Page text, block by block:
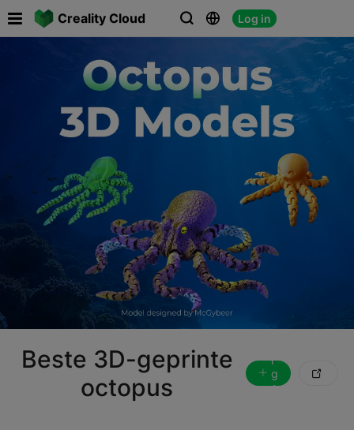
Creality Cloud   Log in
 
Beste 3D-geprinte
octopus
V
l
g
e
